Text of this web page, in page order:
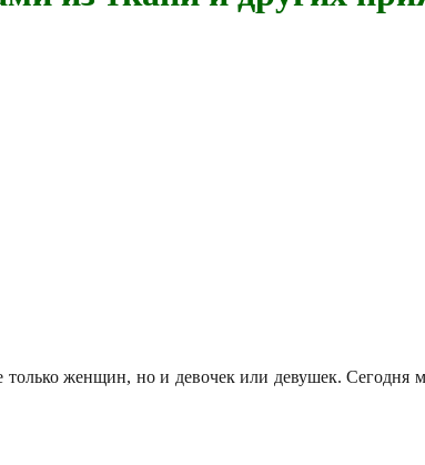
женщин, но и девочек или девушек. Сегодня